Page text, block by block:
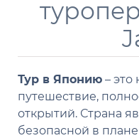
Тур в Японию –
путешествие,
открытий. Страна
безопасной в